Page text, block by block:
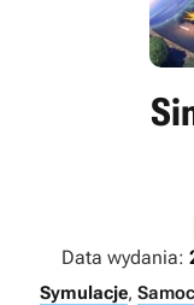
Data wydania:
Symulacje,